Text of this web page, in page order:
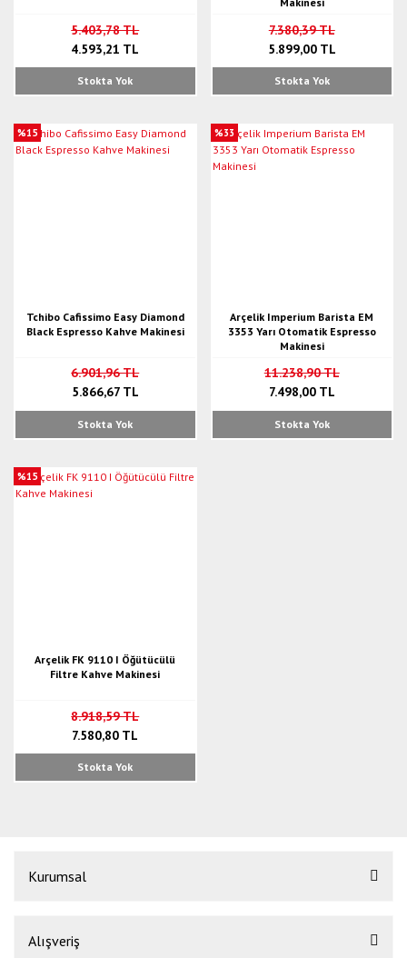
5.403,78 TL
4.593,21 TL
Stokta Yok
7.380,39 TL
5.899,00 TL
Stokta Yok
%15
Tchibo Cafissimo Easy Diamond
Black Espresso Kahve Makinesi
6.901,96 TL
5.866,67 TL
Stokta Yok
%33
Arçelik Imperium Barista EM
3353 Yarı Otomatik Espresso
Makinesi
11.238,90 TL
7.498,00 TL
Stokta Yok
%15
Arçelik FK 9110 I Öğütücülü
Filtre Kahve Makinesi
8.918,59 TL
7.580,80 TL
Stokta Yok
Kurumsal
Alışveriş